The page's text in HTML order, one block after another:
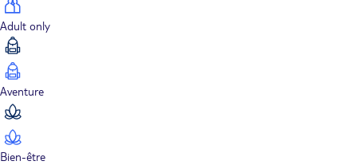
Adult only
Aventure
Bien-être